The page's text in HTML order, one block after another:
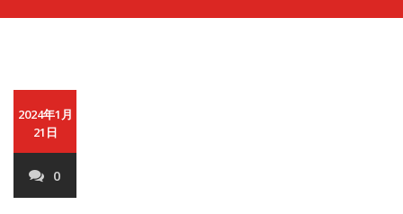
2024年1月
21日
0